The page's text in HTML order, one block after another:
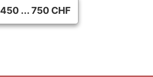
450 ... 750 CHF